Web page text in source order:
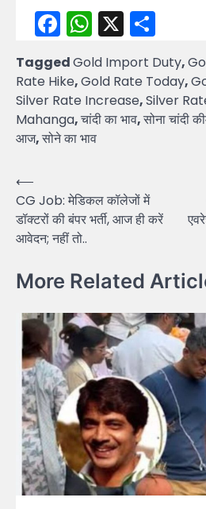
Facebook
WhatsApp
X
TaggedGold Import Duty,
Rate Hike,Gold Rate Today,
Silver Rate Increase,Silver
Mahanga,चांदी का भाव,सोना चांदी
आज,सोने का भाव
Post
navigation
⟵
CG Job: मेडिकल कॉलेजों में
डॉक्टरों की बंपर भर्ती, आज ही करें
आवेदन; नहीं तो..
More Related